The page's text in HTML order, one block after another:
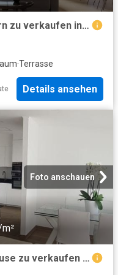
Luxus Apartment mit 4 Zimmern zu verkaufen in Comano, Schweiz
·Terrasse
Details ansehen
Foto anschauen
Luxuriöses 4 Zimmern Penthouse zu verkaufen Pregassona, Tessin